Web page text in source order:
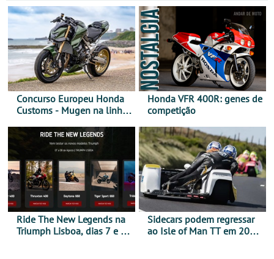
Concurso Europeu Honda
Customs - Mugen na linha
ganhar
Honda VFR 400R: genes de
competição
Ride The New Legends na
Triumph Lisboa, dias 7 e 8
Sidecars podem regressar
ao Isle of Man TT em 2027